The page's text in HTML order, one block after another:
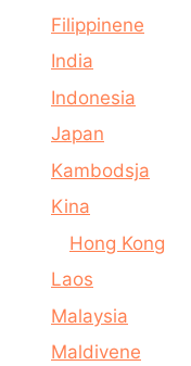
Filippinene
India
Indonesia
Japan
Kambodsja
Kina
Hong Kong
Laos
Malaysia
Maldivene